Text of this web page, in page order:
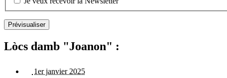
Lòcs damb "Joanon" :
1er janvier 2025